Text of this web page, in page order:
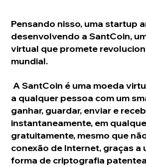
Pensando nisso, uma startup
desenvolvendo a SantCoin,
virtual que promete
mundial.
A SantCoin é uma moeda virtual que permite
a qualquer pessoa com um
ganhar, guardar, enviar e
instantaneamente, em
gratuitamente, mesmo que
conexão de Internet, graças a
forma de criptografia